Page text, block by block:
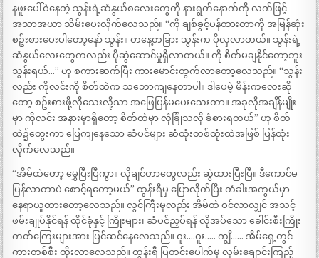
နဖူးပေါ်ဝဲနေတဲ့ သွန်းရဲ့ဆံနွယ်စလေးတွေကို နားရွက်နောက်ကို လက်ဖြင့်
အသာအယာ သိမ်းပေးလိုက်လေသည်။ “ကို ချစ်ခွင့်ပန်ထားတာကို အမြန်ဆုံး
စဥ်းစားပေးပါတော့နော် သွန်း။ တနေ့တခြား သွန်းက ပိုလှလာတယ်။ သွန်းရဲ့
ဆံနွယ်လေးတွေကလည်း ပိုဆွဲဆောင်မှုရှိလာတယ်။ ကို စိတ်မချနိုင်တော့ဘူး
သွန်းရယ်…” ဟု စကားဆက်ပြီး ကားမောင်းထွက်လာတော့လေသည်။ “သွန်း
လည်း ကိုလင်းကို စိတ်ထဲက သဘောကျနေတာပါ။ ဒါပေမဲ့ မိန်းကလေးဆို
တော့ စဥ်းစားဖို့လိုသေးလို့သာ အဖြေပြန်မပေးသေးတာ။ အခုလိုအချိန်မျိုး
မှာ ကိုလင်း အနားမှာရှိတော့ စိတ်ထဲမှာ လုံခြုံသလို ခံစားရတယ်” ဟု စိတ်
ထဲ၌တွေးကာ ပြေကျနေသော ဆံပင်များ ဆံထုံးတစ်ထုံးထဲအဖြစ် ပြန်ထုံး
လိုက်လေသည်။
“အိမ်ထဲတော့ မွှေပြီးပြီကွာ။ လိုချင်တာတွေလည်း ဆွဲထားပြီးပြီ။ ဒီကောင်မ
ပြန်လာတာပဲ စောင့်ရတော့မယ်” ထွန်းရီမှ ပြောလိုက်ပြီး တံခါးအကွယ်မှာ
နေရာယူထားတော့လေသည်။ လွင်ကြီးမှလည်း အိမ်ထဲ ဝင်လာလျှင် အသင့်
ဖမ်းချုပ်နိုင်ရန် ထိုင်ခုံနှင့် ကြိုးများ၊ ဆံပင်ညှပ်ရန် လိုအပ်သော ခေါင်းစီးကြိုး
ကတ်ကြေးများအား ပြင်ဆင်နေလေသည်။ ဝူး….ဝူး….. ကျွီ…… အိမ်ရှေ့တွင်
ကားတစ်စီး ထိုးလာလေသည်။ ထွန်းရီ ပြတင်းပေါက်မှ လှမ်းချောင်းကြည့်